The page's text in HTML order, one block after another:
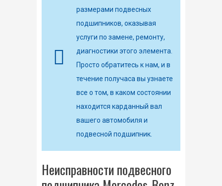
размерами подвесных
подшипников, оказывая
услуги по замене, ремонту,
диагностики этого элемента.
Просто обратитесь к нам, и в
течение получаса вы узнаете
все о том, в каком состоянии
находится карданный вал
вашего автомобиля и
подвесной подшипник.
Неисправности подвесного